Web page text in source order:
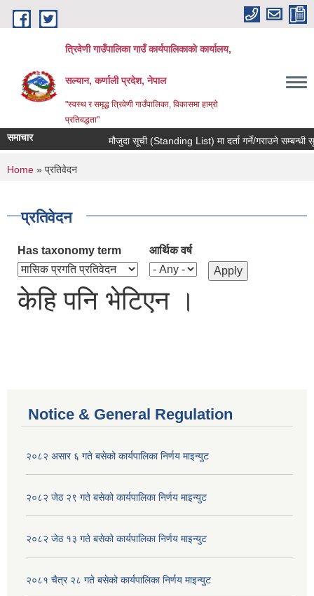
Skip to main content
त्रिवेणी गाउँपालिका गाउँ कार्यपालिकाकाे कार्यालय,
सल्यान, कर्णाली प्रदेश, नेपाल
"स्वस्थ र समृद्ध त्रिवेणी गाउँपालिका, विकासमा हाम्राे
प्रतिवद्धता"
समाचार मौजुदा सूची (Standing List) मा दर्ता गर्ने/गराउने सम्बन्धी
You are here
Home » प्रतिवेदन
प्रतिवेदन
Has taxonomy term आर्थिक वर्ष
केहि पनि भेटिएन ।
Notice & General Regulation
२०८२ असार ६ गते बसेको कार्यपालिका निर्णय माइन्युट
२०८२ जेठ २९ गते बसेको कार्यपालिका निर्णय माइन्युट
२०८२ जेठ १३ गते बसेको कार्यपालिका निर्णय माइन्युट
२०८१ चैत्र २८ गते बसेको कार्यपालिका निर्णय माइन्युट